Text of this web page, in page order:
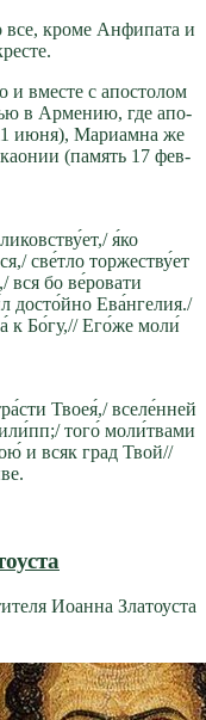
кро­ме Ан­фи­па­та и
и вме­сте с апо­сто­лом
в Ар­ме­нию, где апо­
июня), Ма­ри­ам­на же
(па­мять 17 фев­
я́ко
све́тло торжеству́ет
вся бо ве́ровати
досто́йно Ева́нгелия./
к Бо́гу,// Его́же моли́
Твоея́,/ вселе́нней
того́ моли́твами
и всяк град Твой//
Иоанна Златоуста